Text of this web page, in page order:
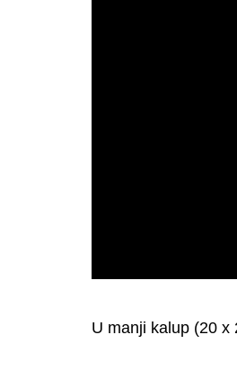
U manji kalup (20 x